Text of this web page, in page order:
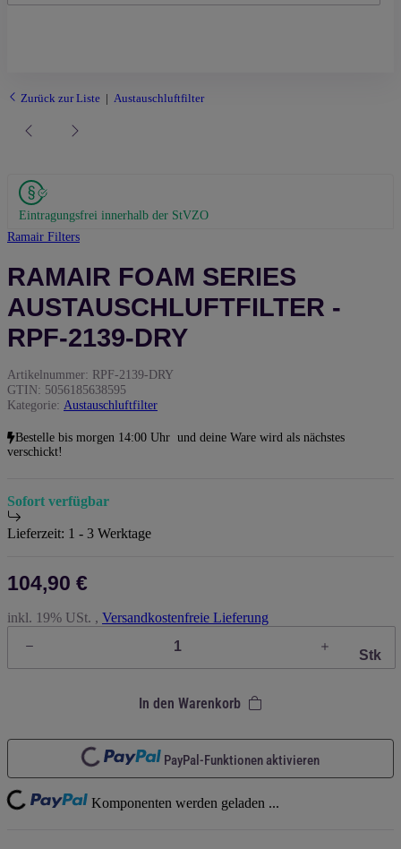
Zurück zur Liste Austauschluftfilter
Eintragungsfrei innerhalb der StVZO
Ramair Filters
RAMAIR FOAM SERIES
AUSTAUSCHLUFTFILTER -
RPF-2139-DRY
Artikelnummer: RPF-2139-DRY
GTIN: 5056185638595
Kategorie: Austauschluftfilter
Bestelle bis morgen 14:00 Uhr und deine Ware wird als nächstes
verschickt!
Sofort verfügbar
Lieferzeit: 1 - 3 Werktage
104,90 €
inkl. 19% USt. , Versandkostenfreie Lieferung
Stk
In den Warenkorb
Loading... PayPal-Funktionen aktivieren
Komponenten werden geladen ...